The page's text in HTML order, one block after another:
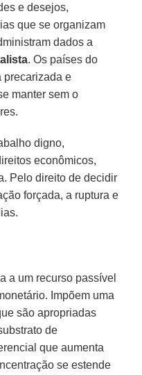
e desejos,
que se organizam
dados a
. Os países do
precarizada e
manter sem o
digno,
econômicos,
Pelo direito de decidir
forçada, a ruptura e
a um recurso passível
Impõem uma
são apropriadas
de
que aumenta
se estende